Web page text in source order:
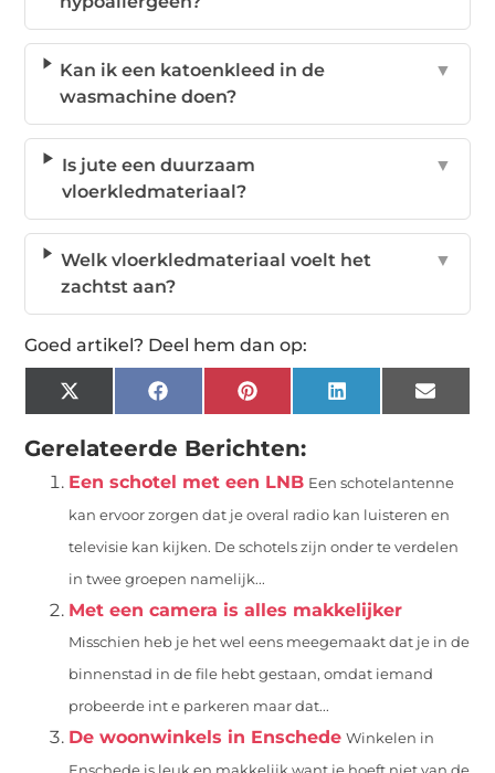
Kan ik een katoenkleed in de
wasmachine doen?
▼
Is jute een duurzaam
vloerkledmateriaal?
▼
Welk vloerkledmateriaal voelt het
zachtst aan?
▼
Goed artikel? Deel hem dan op:
X
(Twitter)
FacebookPinterestLinkedIn Email
Gerelateerde Berichten:
Een schotel met een LNB Een schotelantenne
kan ervoor zorgen dat je overal radio kan luisteren en
televisie kan kijken. De schotels zijn onder te verdelen
in twee groepen namelijk...
Met een camera is alles makkelijker
Misschien heb je het wel eens meegemaakt dat je in de
binnenstad in de file hebt gestaan, omdat iemand
probeerde int e parkeren maar dat...
De woonwinkels in Enschede Winkelen in